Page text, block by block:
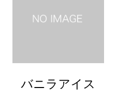
バニラアイス